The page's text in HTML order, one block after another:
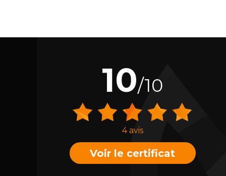
10/10
4 avis
Voir le certificat